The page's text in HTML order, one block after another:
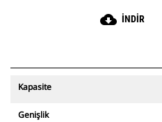
cloud_download İNDIR
Kapasite
Genişlik